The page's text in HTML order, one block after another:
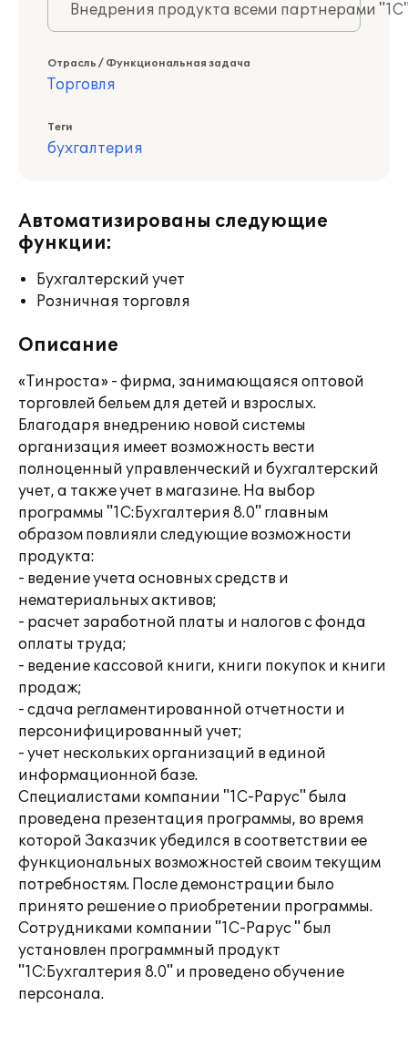
Внедрения продукта всеми партнерами
Отрасль / Функциональная задача
Торговля
Теги
бухгалтерия
Автоматизированы следующие
функции:
Бухгалтерский учет
Розничная торговля
Описание
«Тинроста» - фирма, занимающаяся оптовой
торговлей бельем для детей и взрослых.
Благодаря внедрению новой системы
организация имеет возможность вести
полноценный управленческий и бухгалтерский
учет, а также учет в магазине. На выбор
программы "1С:Бухгалтерия 8.0" главным
образом повлияли следующие возможности
продукта:
- ведение учета основных средств и
нематериальных активов;
- расчет заработной платы и налогов с фонда
оплаты труда;
- ведение кассовой книги, книги покупок и книги
продаж;
- сдача регламентированной отчетности и
персонифицированный учет;
- учет нескольких организаций в единой
информационной базе.
Специалистами компании "1С-Рарус" была
проведена презентация программы, во время
которой Заказчик убедился в соответствии ее
функциональных возможностей своим текущим
потребностям. После демонстрации было
принято решение о приобретении программы.
Сотрудниками компании "1С-Рарус " был
установлен программный продукт
"1С:Бухгалтерия 8.0" и проведено обучение
персонала.